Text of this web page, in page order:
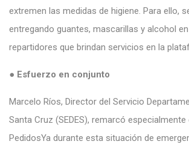
extremen las medidas de higiene. Para ello,
entregando guantes, mascarillas y alcohol
repartidores que brindan servicios en la
● Esfuerzo en conjunto
Marcelo Ríos, Director del Servicio
Santa Cruz (SEDES), remarcó
PedidosYa durante esta situación de